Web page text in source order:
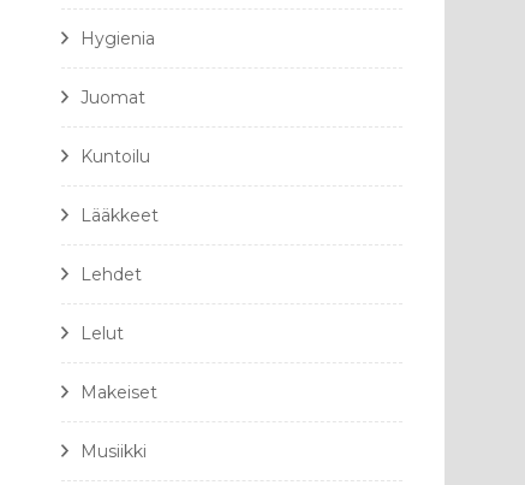
Hygienia
Juomat
Kuntoilu
Lääkkeet
Lehdet
Lelut
Makeiset
Musiikki